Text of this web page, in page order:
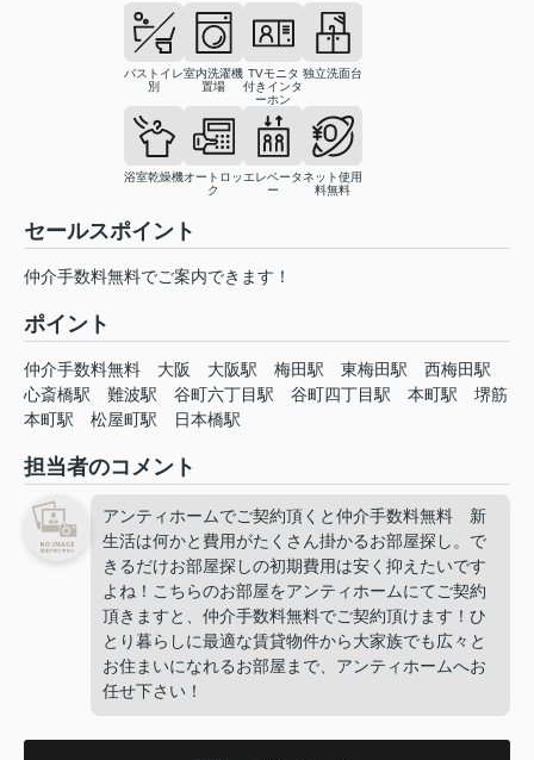
バストイレ
別
室内洗濯機
置場
TVモニタ
付きインタ
ーホン
独立洗面台
浴室乾燥機オートロッ
ク
エレベータ
ー
ネット使用
料無料
セールスポイント
仲介手数料無料でご案内できます！
ポイント
仲介手数料無料 大阪 大阪駅 梅田駅 東梅田駅
西梅田駅
心斎橋駅
難波駅 谷町六丁目駅 谷町四丁目駅 本町駅
堺筋
本町駅
松屋町駅 日本橋駅
担当者のコメント
アンティホームでご契約頂くと仲介手数料無料 新
生活は何かと費用がたくさん掛かるお部屋探し。で
きるだけお部屋探しの初期費用は安く抑えたいです
よね！こちらのお部屋をアンティホームにてご契約
頂きますと、仲介手数料無料でご契約頂けます！ひ
とり暮らしに最適な賃貸物件から大家族でも広々と
お住まいになれるお部屋まで、アンティホームへお
任せ下さい！